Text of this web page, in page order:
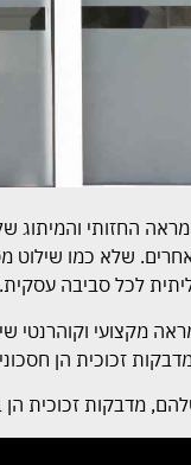
החזותי
שלא כמו
לכל סביבה עסקית.
מקצועי
זכוכית הן
מדבקות זכוכית